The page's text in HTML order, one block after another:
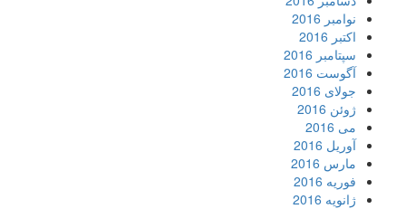
نوامبر 2016
اکتبر 2016
سپتامبر 2016
آگوست 2016
جولای 2016
ژوئن 2016
می 2016
آوریل 2016
مارس 2016
فوریه 2016
ژانویه 2016